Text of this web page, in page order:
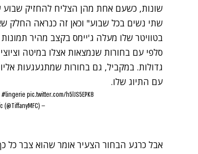
שונות, כשעם אחת מהן הצליח להחזיק שבוע
שתי נשים בכל שבוע" וכאן זה כנראה החלק
בטוויטר שלו מעלה ג'יימס בקצב מהיר
סלפי עם בחורות שנמצאות אצלו במיטה
גדולות. במקביל, גם בחורות שמתגעגעות
עם התיוג שלו.
#lingerie pic.twitter.com/h5lJS5EPK8
— Tiffanymfc (@TiffanyMFC)
אבל כרגע הבחור הצעיר אומר שהוא צבר כל